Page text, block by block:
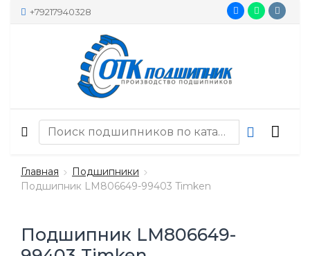
+79217940328
Главная
Подшипники
Подшипник LM806649-99403 Timken
Подшипник LM806649-